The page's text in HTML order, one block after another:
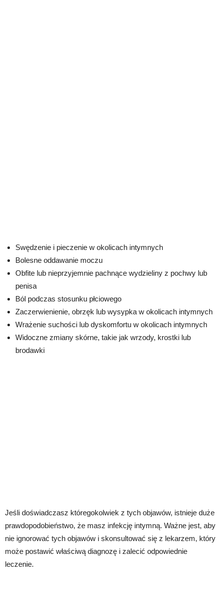
Swędzenie i pieczenie w okolicach intymnych
Bolesne oddawanie moczu
Obfite lub nieprzyjemnie pachnące wydzieliny z pochwy lub
penisa
Ból podczas stosunku płciowego
Zaczerwienienie, obrzęk lub wysypka w okolicach intymnych
Wrażenie suchości lub dyskomfortu w okolicach intymnych
Widoczne zmiany skórne, takie jak wrzody, krostki lub
brodawki
Jeśli doświadczasz któregokolwiek z tych objawów, istnieje duże
prawdopodobieństwo, że masz infekcję intymną. Ważne jest, aby
nie ignorować tych objawów i skonsultować się z lekarzem, który
może postawić właściwą diagnozę i zalecić odpowiednie
leczenie.